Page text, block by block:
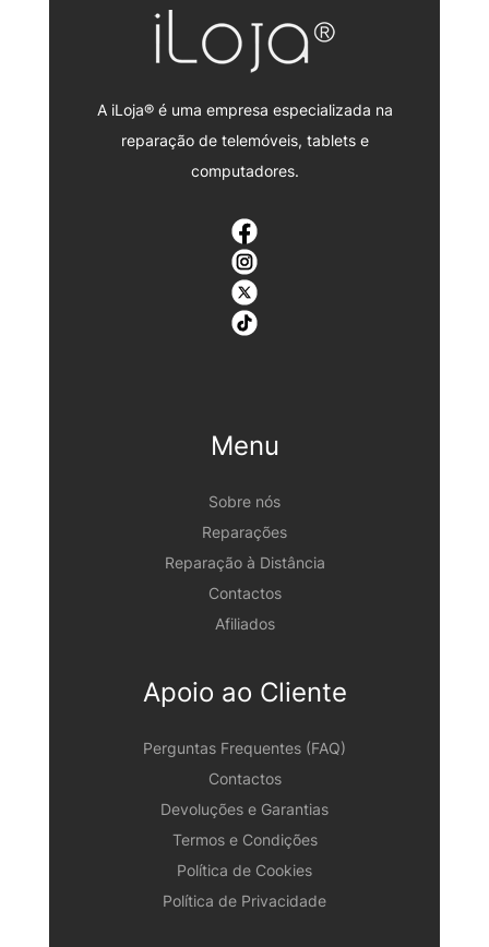
A iLoja® é uma empresa especializada na
reparação de telemóveis, tablets e
computadores.
Menu
Sobre nós
Reparações
Reparação à Distância
Contactos
Afiliados
Apoio ao Cliente
Perguntas Frequentes (FAQ)
Contactos
Devoluções e Garantias
Termos e Condições
Política de Cookies
Política de Privacidade